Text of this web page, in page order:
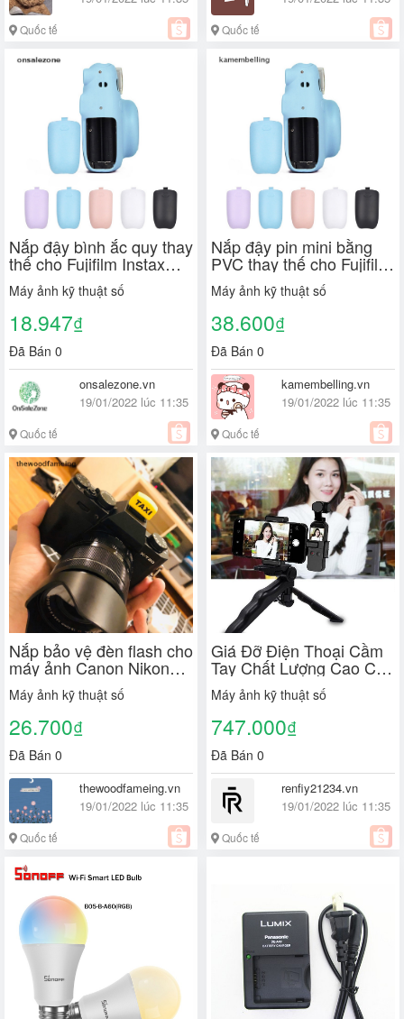
Quốc tế Quốc tế
Nắp đậy bình ắc quy thay
thế cho Fujifilm Instax
Mini 11 Jelly Ozvn Mini11
Máy ảnh kỹ thuật số
18.947₫
Đã Bán 0
onsalezone.vn
19/01/2022 lúc 11:35
Quốc tế
Nắp đậy pin mini bằng
PVC thay thế cho Fujifilm
Instax Mini 11
Máy ảnh kỹ thuật số
38.600₫
Đã Bán 0
kamembelling.vn
19/01/2022 lúc 11:35
Quốc tế
Nắp bảo vệ đèn flash cho
máy ảnh Canon Nikon
Sony
Máy ảnh kỹ thuật số
26.700₫
Đã Bán 0
thewoodfameing.vn
19/01/2022 lúc 11:35
Quốc tế
Giá Đỡ Điện Thoại Cầm
Tay Chất Lượng Cao Cho
Dji Osmo Pocket 1 & 2
Máy ảnh kỹ thuật số
747.000₫
Đã Bán 0
renfiy21234.vn
19/01/2022 lúc 11:35
Quốc tế